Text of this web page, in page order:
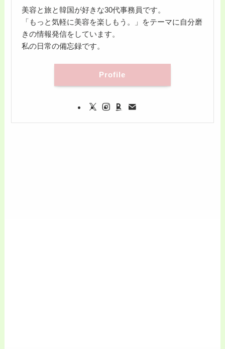
美容と旅と韓国が好きな30代事務員です。
「もっと気軽に美容を楽しもう。」をテーマに自分磨
きの情報発信をしています。
私の日常の備忘録です。
Profile